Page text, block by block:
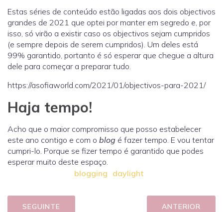
Estas séries de conteúdo estão ligadas aos dois objectivos
grandes de 2021 que optei por manter em segredo e, por
isso, só virão a existir caso os objectivos sejam cumpridos
(e sempre depois de serem cumpridos). Um deles está
99% garantido, portanto é só esperar que chegue a altura
dele para começar a preparar tudo.
https://asofiaworld.com/2021/01/objectivos-para-2021/
Haja tempo!
Acho que o maior compromisso que posso estabelecer
este ano contigo e com o blog é fazer tempo. E vou tentar
cumpri-lo. Porque se fizer tempo é garantido que podes
esperar muito deste espaço.
blogging daylight
SEGUINTE ANTERIOR